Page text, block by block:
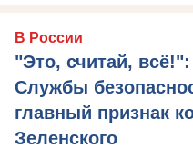
В России
"Это, считай,
Службы
главный признак
Зеленского